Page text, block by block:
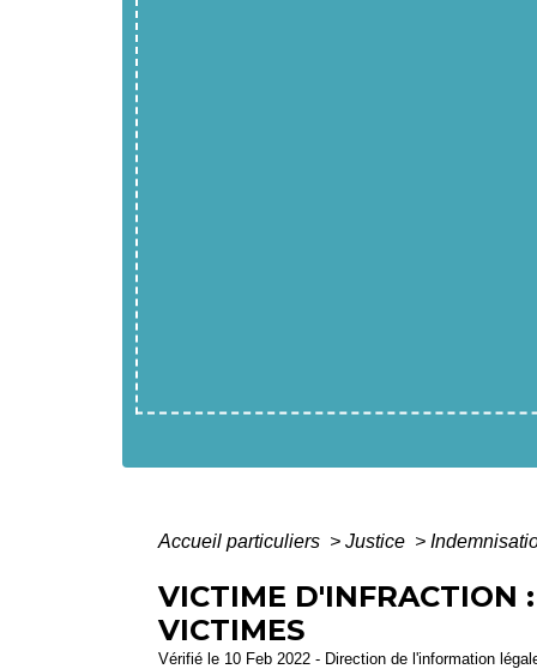
Accueil particuliers > Justice >
VICTIME D'INFRACTION
VICTIMES
Vérifié le 10 Feb 2022 - Direction de l'information